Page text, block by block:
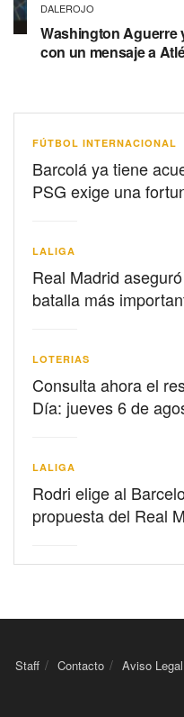
DALEROJO
Washington Aguerre
con un mensaje a
FÚTBOL INTERNACIONAL
Barcolá ya tiene
PSG exige una
LALIGA
Real Madrid
batalla más
LOTERIAS
Consulta ahora el
Día: jueves 6 de
LALIGA
Rodri elige al
propuesta del Real
Staff Contacto Aviso